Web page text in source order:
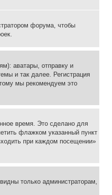
форума, чтобы
аватары, отправку и
и так далее. Регистрация
мы рекомендуем это
время. Это сделано для
флажком указанный пункт
при каждом посещении»
только администраторам,